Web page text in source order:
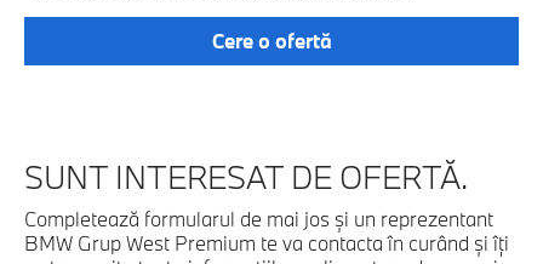
Cere o ofertă
SUNT INTERESAT DE OFERTĂ.
Completează formularul de mai jos şi un reprezentant
BMW Grup West Premium te va contacta în curând şi îţi